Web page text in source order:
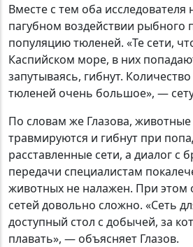
Вместе с тем оба
пагубном воздействии рыбного
популяцию тюленей. «Те сети,
Каспийском море, в них
запутываясь, гибнут.
тюленей очень большое», —
По словам же Глазова,
травмируются и гибнут при
расставленные сети, а диалог с
передачи специалистам
животных не налажен. При этом
сетей довольно сложно. «Сеть
доступный стол с добычей, за
плавать», — объясняет Глазов.